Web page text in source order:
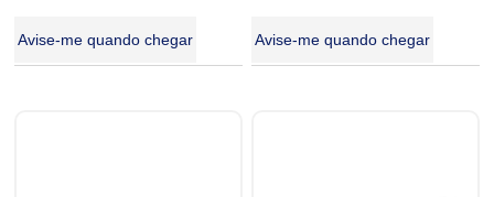
Avise-me quando chegar Avise-me quando chegar